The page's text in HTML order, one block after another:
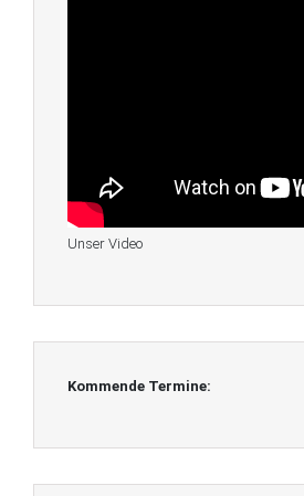
Unser Video
Kommende Termine: